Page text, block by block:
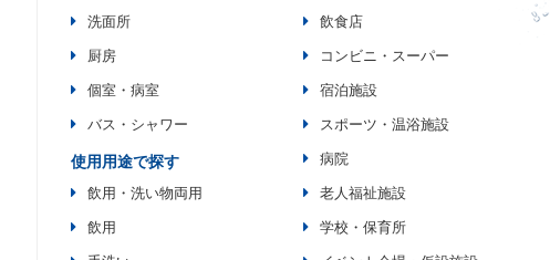
洗面所
厨房
個室・病室
バス・シャワー
使用用途で探す
飲用・洗い物両用
飲用
飲食店
コンビニ・スーパー
宿泊施設
スポーツ・温浴施設
病院
老人福祉施設
学校・保育所